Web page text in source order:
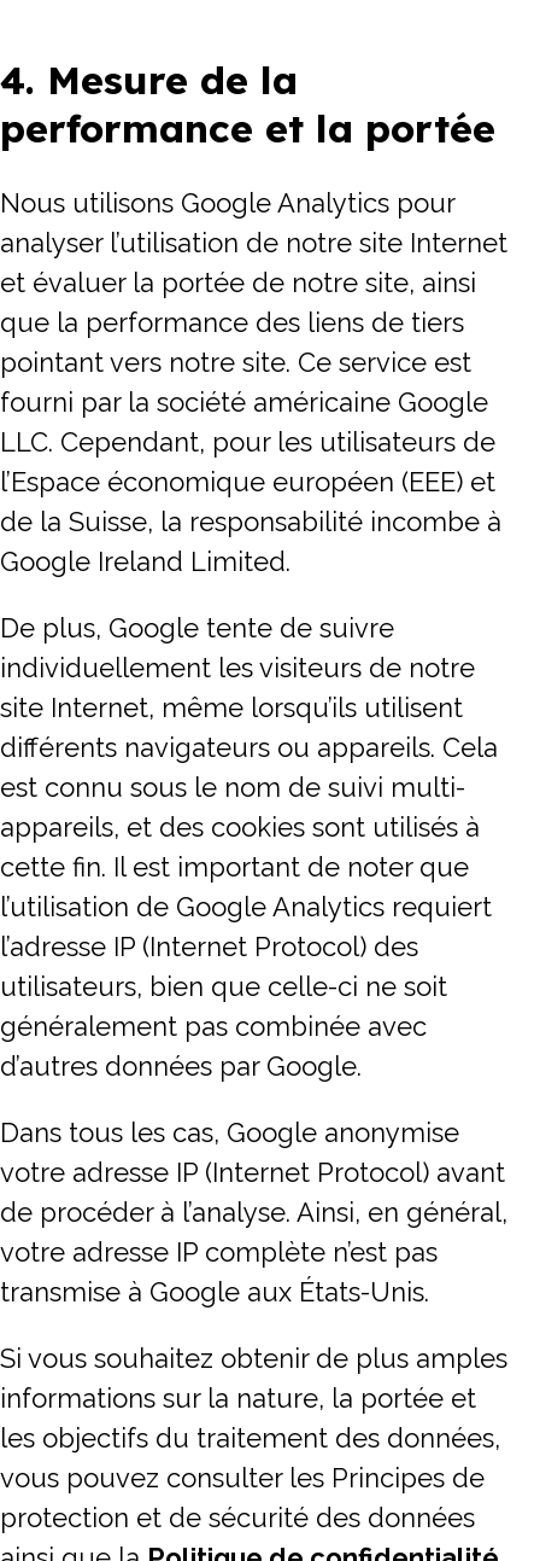
4. Mesure de la
performance et la portée
Nous utilisons Google Analytics pour
analyser l’utilisation de notre site Internet
et évaluer la portée de notre site, ainsi
que la performance des liens de tiers
pointant vers notre site. Ce service est
fourni par la société américaine Google
LLC. Cependant, pour les utilisateurs de
l’Espace économique européen (EEE) et
de la Suisse, la responsabilité incombe à
Google Ireland Limited.
De plus, Google tente de suivre
individuellement les visiteurs de notre
site Internet, même lorsqu’ils utilisent
différents navigateurs ou appareils. Cela
est connu sous le nom de suivi multi-
appareils, et des cookies sont utilisés à
cette fin. Il est important de noter que
l’utilisation de Google Analytics requiert
l’adresse IP (Internet Protocol) des
utilisateurs, bien que celle-ci ne soit
généralement pas combinée avec
d’autres données par Google.
Dans tous les cas, Google anonymise
votre adresse IP (Internet Protocol) avant
de procéder à l’analyse. Ainsi, en général,
votre adresse IP complète n’est pas
transmise à Google aux États-Unis.
Si vous souhaitez obtenir de plus amples
informations sur la nature, la portée et
les objectifs du traitement des données,
vous pouvez consulter les Principes de
protection et de sécurité des données